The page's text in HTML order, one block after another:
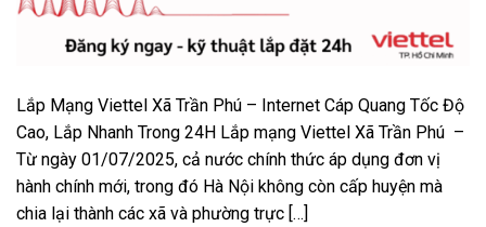
Lắp Mạng Viettel Xã Trần Phú – Internet Cáp Quang Tốc Độ
Cao, Lắp Nhanh Trong 24H Lắp mạng Viettel Xã Trần Phú –
Từ ngày 01/07/2025, cả nước chính thức áp dụng đơn vị
hành chính mới, trong đó Hà Nội không còn cấp huyện mà
chia lại thành các xã và phường trực […]